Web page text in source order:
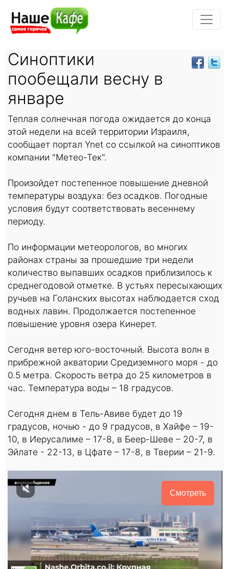
Синоптики
пообещали весну в
январе
Теплая солнечная погода ожидается до конца
этой недели на всей территории Израиля,
сообщает портал Ynet со ссылкой на синоптиков
компании "Метео-Тек".
Произойдет постепенное повышение дневной
температуры воздуха: без осадков. Погодные
условия будут соответствовать весеннему
периоду.
По информации метеорологов, во многих
районах страны за прошедшие три недели
количество выпавших осадков приблизилось к
среднегодовой отметке. В устьях пересыхающих
ручьев на Голанских высотах наблюдается сход
водных лавин. Продолжается постепенное
повышение уровня озера Кинерет.
Сегодня ветер юго-восточный. Высота волн в
прибрежной акватории Средиземного моря - до
0.5 метра. Скорость ветра до 25 километров в
час. Температура воды – 18 градусов.
Сегодня днем в Тель-Авиве будет до 19
градусов, ночью - до 9 градусов, в Хайфе – 19-
10, в Иерусалиме – 17-8, в Беер-Шеве – 20-7, в
Эйлате - 22-13, в Цфате – 17-8, в Тверии – 21-9.
Смотреть